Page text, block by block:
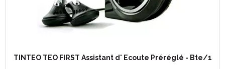
choisissant votre volume
✔ Appréciez une conférence, un spectacle ou écoutez les
décibels. L’assistant d’écoute Teo First vous protège des bruits
forts grâce à sa limitation de volume à 98 décibels. Cette aide
TINTEO TEO FIRST Assistant d' Ecoute Préréglé - Bte/1